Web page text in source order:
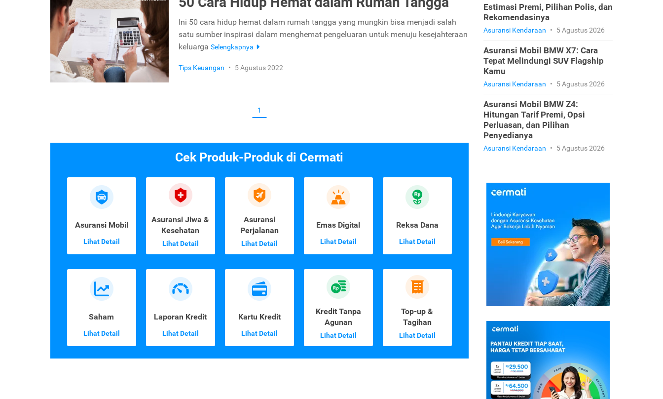
Ini 50 cara hidup hemat dalam rumah tangga yang mungkin bisa menjadi salah
satu sumber inspirasi dalam menghemat pengeluaran untuk menuju kesejahteraan
keluarga Selengkapnya
Tips Keuangan • 5 Agustus 2022
1
Cek Produk-Produk di Cermati
Asuransi Mobil
Lihat Detail
Asuransi Jiwa &
Kesehatan
Lihat Detail
Asuransi
Perjalanan
Lihat Detail
Emas Digital
Lihat Detail
Reksa Dana
Lihat Detail
Saham
Lihat Detail
Laporan Kredit
Lihat Detail
Kartu Kredit
Lihat Detail
Kredit Tanpa
Agunan
Lihat Detail
Top-up &
Tagihan
Lihat Detail
Estimasi Premi, Pilihan Polis, dan
Rekomendasinya
Asuransi Kendaraan • 5 Agustus 2026
Asuransi Mobil BMW X7: Cara
Tepat Melindungi SUV Flagship
Kamu
Asuransi Kendaraan • 5 Agustus 2026
Asuransi Mobil BMW Z4:
Hitungan Tarif Premi, Opsi
Perluasan, dan Pilihan
Penyedianya
Asuransi Kendaraan • 5 Agustus 2026